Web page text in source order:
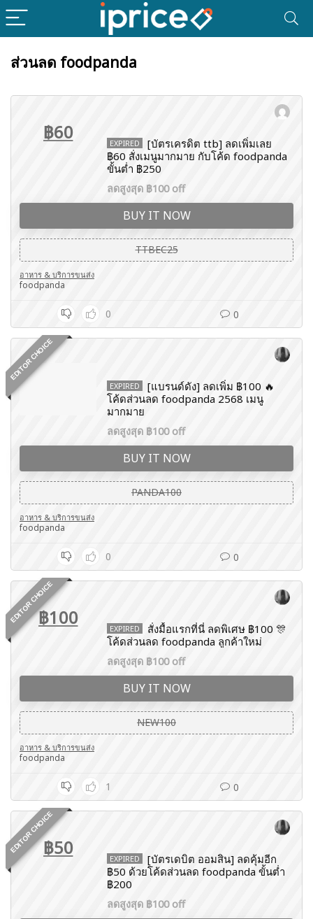
ส่วนลด foodpanda
฿60 EXPIRED
[บัตรเครดิต ttb] ลดเพิ่มเลย
฿60 สั่งเมนูมากมาย กับโค้ด foodpanda
ขั้นต่ำ ฿250
ลดสูงสุด ฿100 off
BUY IT NOW
TTBEC25
อาหาร & บริการขนส่ง
foodpanda
0 0
EDITOR CHOICE
EXPIRED
[แบรนด์ดัง] ลดเพิ่ม ฿100 🔥
โค้ดส่วนลด foodpanda 2568 เมนู
มากมาย
ลดสูงสุด ฿100 off
BUY IT NOW
PANDA100
อาหาร & บริการขนส่ง
foodpanda
0 0
EDITOR CHOICE฿100 EXPIRED
สั่งมื้อแรกที่นี่ ลดพิเศษ ฿100 🎊
โค้ดส่วนลด foodpanda ลูกค้าใหม่
ลดสูงสุด ฿100 off
BUY IT NOW
NEW100
อาหาร & บริการขนส่ง
foodpanda
1 0
EDITOR CHOICE฿50 EXPIRED
[บัตรเดบิต ออมสิน] ลดคุ้มอีก
฿50 ด้วยโค้ดส่วนลด foodpanda ขั้นต่ำ
฿200
ลดสูงสุด ฿100 off